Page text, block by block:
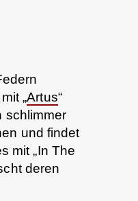
„Artus“
schlimmer
und findet
mit „In The
deren